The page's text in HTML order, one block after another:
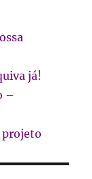
já!
–
projeto